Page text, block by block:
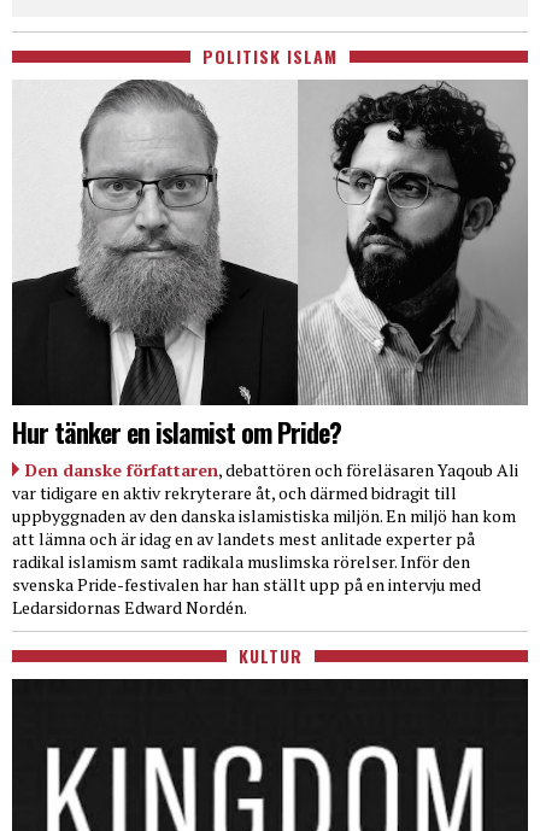
POLITISK ISLAM
Hur tänker en islamist om Pride?
Den danske författaren, debattören och föreläsaren Yaqoub Ali
var tidigare en aktiv rekryterare åt, och därmed bidragit till
uppbyggnaden av den danska islamistiska miljön. En miljö han kom
att lämna och är idag en av landets mest anlitade experter på
radikal islamism samt radikala muslimska rörelser. Inför den
svenska Pride-festivalen har han ställt upp på en intervju med
Ledarsidornas Edward Nordén.
KULTUR